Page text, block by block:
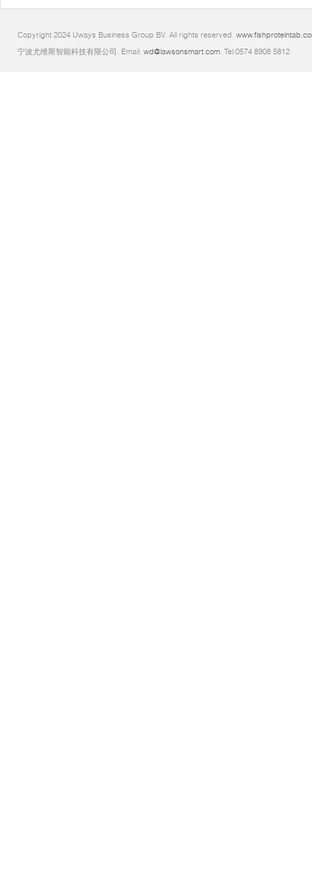
Copyright 2024 Uways Business Group BV. All rights reserved.
宁波尤维斯智能科技有限公司. Email: wd@lawsonsmart.com. Tel:0574 8908 5812